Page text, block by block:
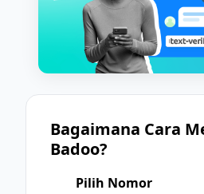
Bagaimana Cara
Badoo?
Pilih Nomor